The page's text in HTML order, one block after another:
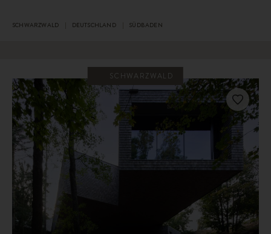
SCHWARZWALD DEUTSCHLAND SÜDBADEN
SCHWARZWALD